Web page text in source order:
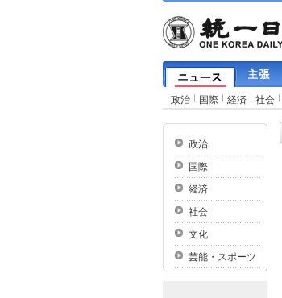
政治 国際 経済 社会
政治
国際
経済
社会
文化
芸能・スポーツ